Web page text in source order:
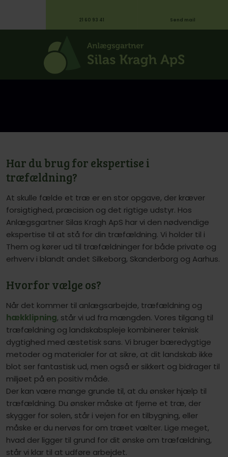
21 60 93 41 Send mail
Har du brug for ekspertise i
træfældning?
At skulle fælde et træ er en stor opgave, der kræver
forsigtighed, præcision og det rigtige udstyr. Hos
Anlægsgartner Silas Kragh ApS har vi den nødvendige
ekspertise til at stå for din træfældning. Vi holder til i
Them og kører ud til træfældninger for både private og
erhverv i blandt andet Silkeborg, Skanderborg og Aarhus.
Hvorfor vælge os?
Når det kommer til anlægsarbejde, træfældning og
hækklipning, står vi ud fra mængden. Vores tilgang til
træfældning og landskabspleje kombinerer teknisk
dygtighed med æstetisk sans. Vi bruger bæredygtige
metoder og materialer for at sikre, at dit landskab ikke
blot ser fantastisk ud, men også er sikkert og bidrager til
miljøet på en positiv måde.
Der kan være mange grunde til, at du ønsker hjælp til
træfældning. Du ønsker måske at fjerne et træ, der
skygger for solen, står i vejen for en tilbygning, eller
måske er du nervøs for om træet vælter. Lige meget,
hvad der ligger til grund for dit ønske om træfældning,
står vi klar til at udføre arbejdet.